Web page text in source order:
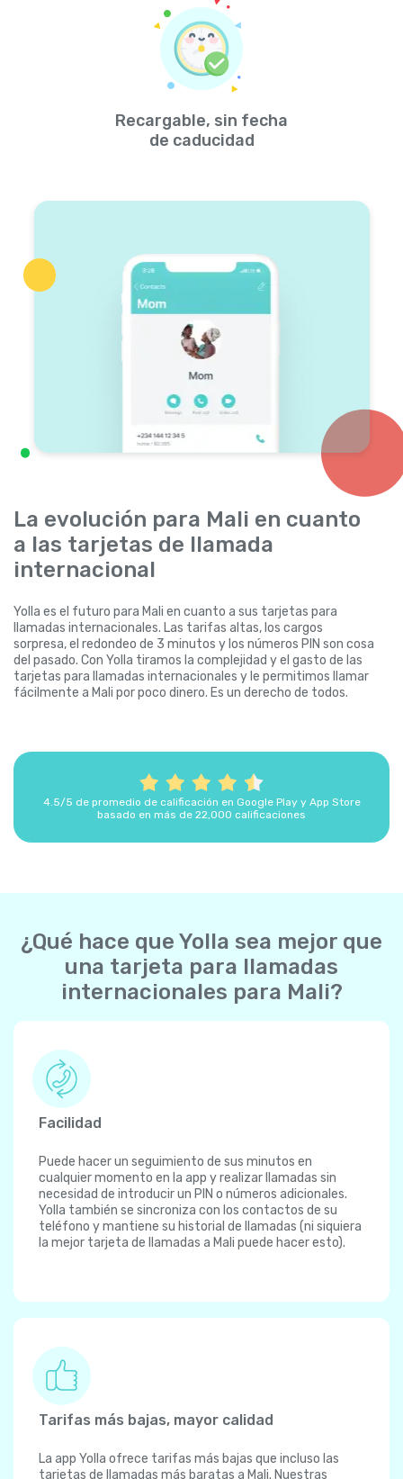
Recargable, sin fecha
de caducidad
La evolución para Mali en cuanto
a las tarjetas de llamada
internacional
Yolla es el futuro para Mali en cuanto a sus tarjetas para
llamadas internacionales. Las tarifas altas, los cargos
sorpresa, el redondeo de 3 minutos y los números PIN son cosa
del pasado. Con Yolla tiramos la complejidad y el gasto de las
tarjetas para llamadas internacionales y le permitimos llamar
fácilmente a Mali por poco dinero. Es un derecho de todos.
4.5/5 de promedio de calificación en Google Play y App Store
basado en más de 22,000 calificaciones
¿Qué hace que Yolla sea mejor que
una tarjeta para llamadas
internacionales para Mali?
Facilidad
Puede hacer un seguimiento de sus minutos en
cualquier momento en la app y realizar llamadas sin
necesidad de introducir un PIN o números adicionales.
Yolla también se sincroniza con los contactos de su
teléfono y mantiene su historial de llamadas (ni siquiera
la mejor tarjeta de llamadas a Mali puede hacer esto).
Tarifas más bajas, mayor calidad
La app Yolla ofrece tarifas más bajas que incluso las
tarjetas de llamadas más baratas a Mali. Nuestras